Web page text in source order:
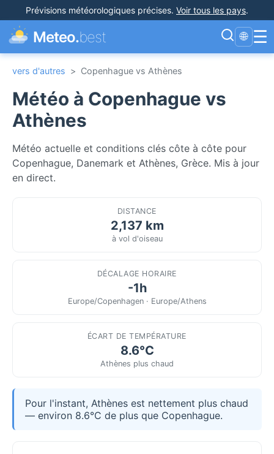
Prévisions météorologiques précises. Voir tous les pays.
Meteo.best 🌐 ☰
vers d'autres > Copenhague vs Athènes
Météo à Copenhague vs
Athènes
Météo actuelle et conditions clés côte à côte pour
Copenhague, Danemark et Athènes, Grèce. Mis à jour
en direct.
DISTANCE
2,137 km
à vol d'oiseau
DÉCALAGE HORAIRE
-1h
Europe/Copenhagen · Europe/Athens
ÉCART DE TEMPÉRATURE
8.6°C
Athènes plus chaud
Pour l'instant, Athènes est nettement plus chaud
— environ 8.6°C de plus que Copenhague.